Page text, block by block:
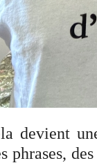
devient
phrases,